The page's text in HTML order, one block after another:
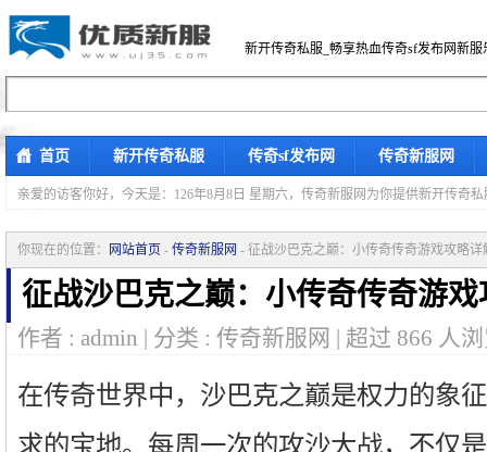
新开传奇私服_畅享热血传奇sf发布网新服
首页 新开传奇私服 传奇sf发布网 传奇新服网
亲爱的访客你好， 今天是：126年8月8日 星期六，传奇新服网为你提供新开传奇
你现在的位置： 网站首页 - 传奇新服网 - 征战沙巴克之巅：小传奇传奇游戏攻略详
征战沙巴克之巅：小传奇传奇游戏
作者 : admin | 分类 : 传奇新服网 | 超过 866 人
在传奇世界中，沙巴克之巅是权力的象
求的宝地。每周一次的攻沙大战，不仅